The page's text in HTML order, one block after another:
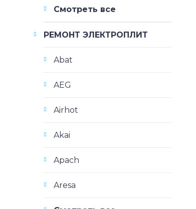
Смотреть все
РЕМОНТ ЭЛЕКТРОПЛИТ
Abat
AEG
Airhot
Akai
Apach
Aresa